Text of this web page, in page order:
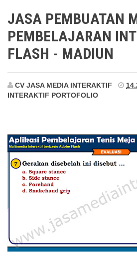
JASA PEMBUATAN
PEMBELAJARAN
FLASH - MADIUN
CV JASA MEDIA INTERAKTIF
INTERAKTIF PORTOFOLIO